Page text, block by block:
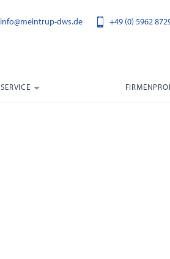
info@meintrup-dws.de +49 (0) 5962
SERVICE